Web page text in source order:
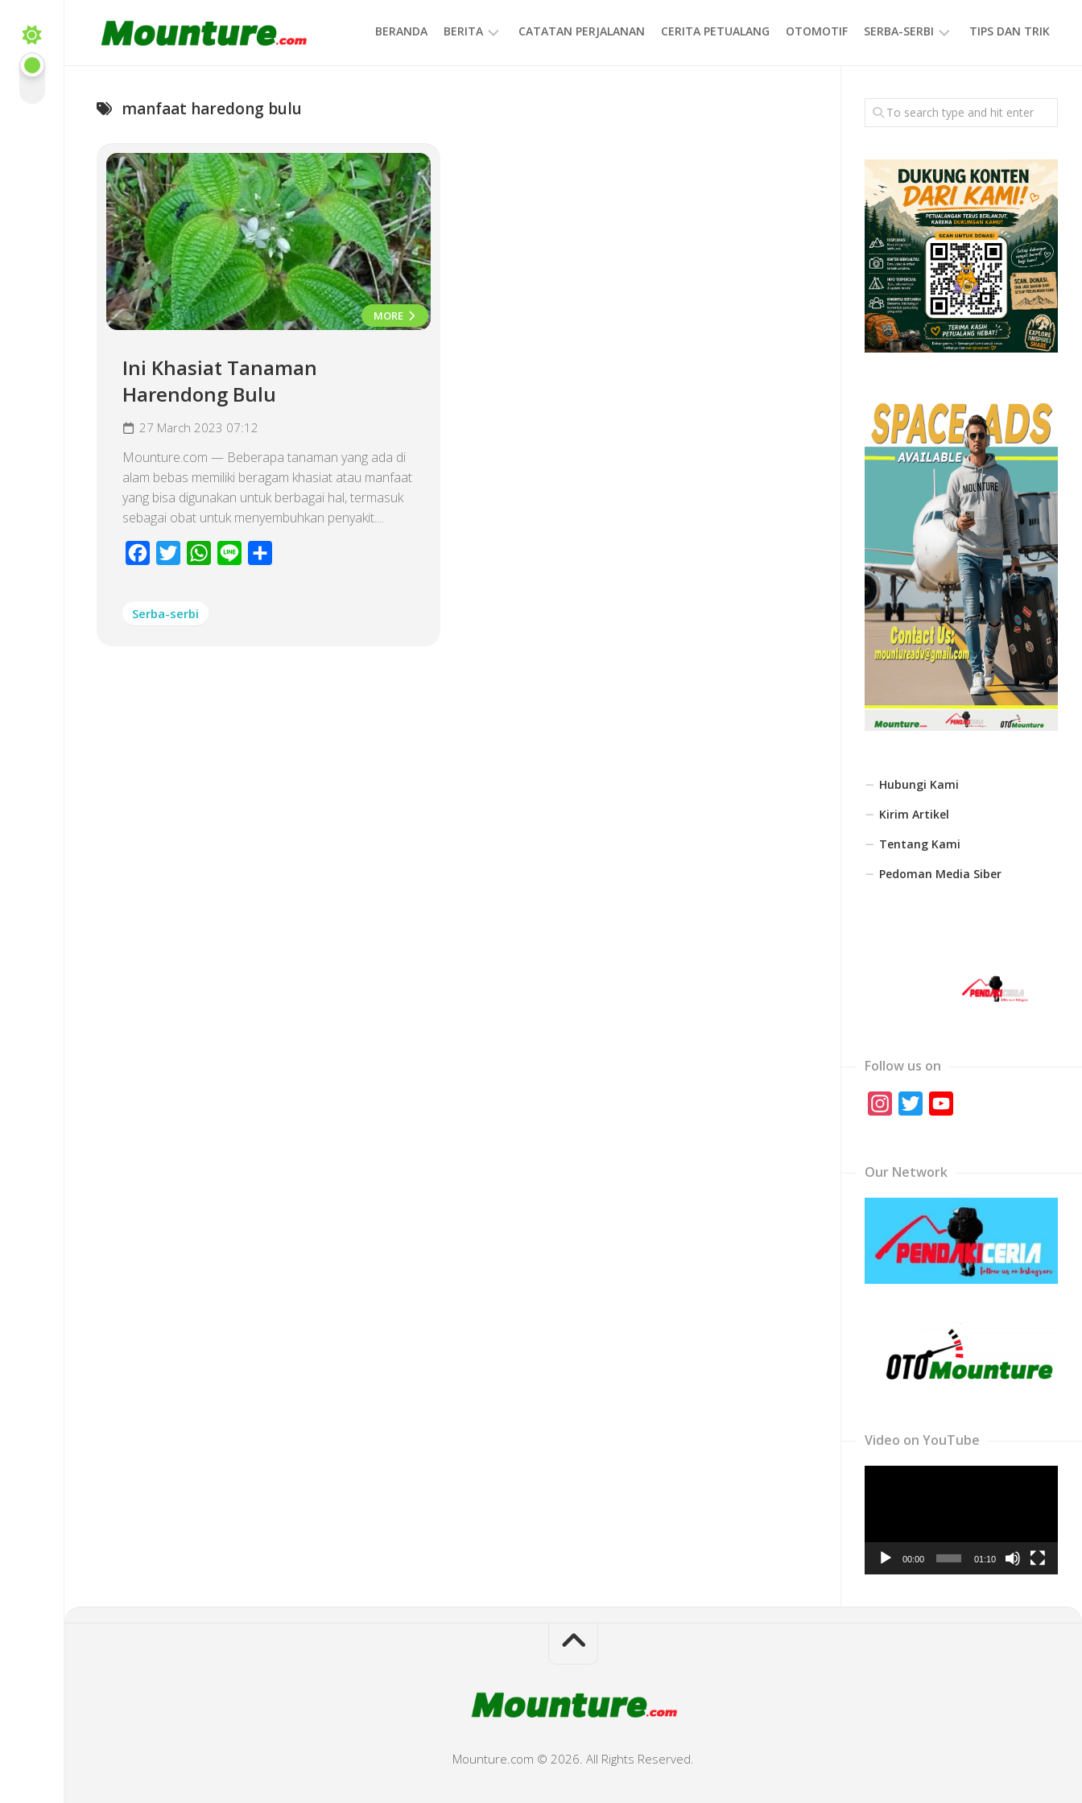
content
BERANDA BERITA CATATAN PERJALANAN CERITA PETUALANG OTOMOTIF SERBA-SERBI
GAYA
HIDUP
TIPS DAN TRIK
manfaat haredong bulu
MORE
Ini Khasiat Tanaman
Harendong Bulu
27 March 2023 07:12
Mounture.com — Beberapa tanaman yang ada di
alam bebas memiliki beragam khasiat atau manfaat
yang bisa digunakan untuk berbagai hal, termasuk
sebagai obat untuk menyembuhkan penyakit....
Facebook
Twitter WhatsApp
Line
Serba-serbi
Hubungi Kami
Kirim Artikel
Tentang Kami
Pedoman Media Siber
Follow us on
Instagram
Twitter
Our Network
Video on YouTube
00:00 01:10
Mounture.com © 2026. All Rights Reserved.